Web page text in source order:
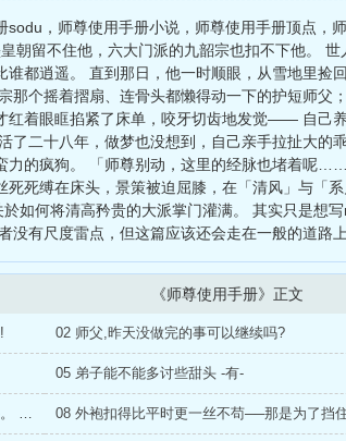
sodu，师尊使用手册小说，师尊使用手册顶点
不住他，六大门派的九韶宗也扣不下他。 世
都逍遥。 直到那日，他一时顺眼，从雪地里捡
那个摇着摺扇、连骨头都懒得动一下的护短师父
红着眼眶掐紧了床单，咬牙切齿地发觉—— 自己
了二十八年，做梦也没想到，自己亲手拉扯大的
力的疯狗。 「师尊别动，这里的经脉也堵着呢
死缚在床头，景策被迫屈膝，在「清风」与「
如何将清高矜贵的大派掌门灌满。 其实只是想
有尺度雷点，但这篇应该还会走在一般的道路
《师尊使用手册》正文
02 师父,昨天没做完的事可以继续吗?
05 弟子能不能多讨些甜头 -有-
07 双修渡气、将你我的灵力彻底融合,才最稳妥。 -有-